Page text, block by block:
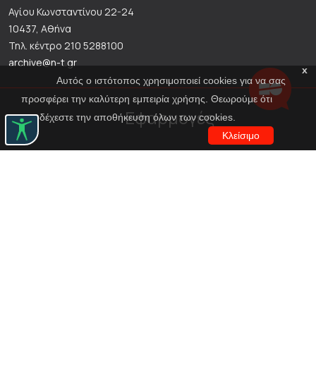
x
Αυτός ο ιστότοπος χρησιμοποιεί cookies για να σας
προσφέρει την καλύτερη εμπειρία χρήσης. Θεωρούμε ότι
αποδέχεστε την αποθήκευση όλων των cookies.
Κλείσιμο
Αγίου Κωνσταντίνου 22-24
10437, Αθήνα
Τηλ. κέντρο 210 5288100
archive@n-t.gr
Εφαρμογές